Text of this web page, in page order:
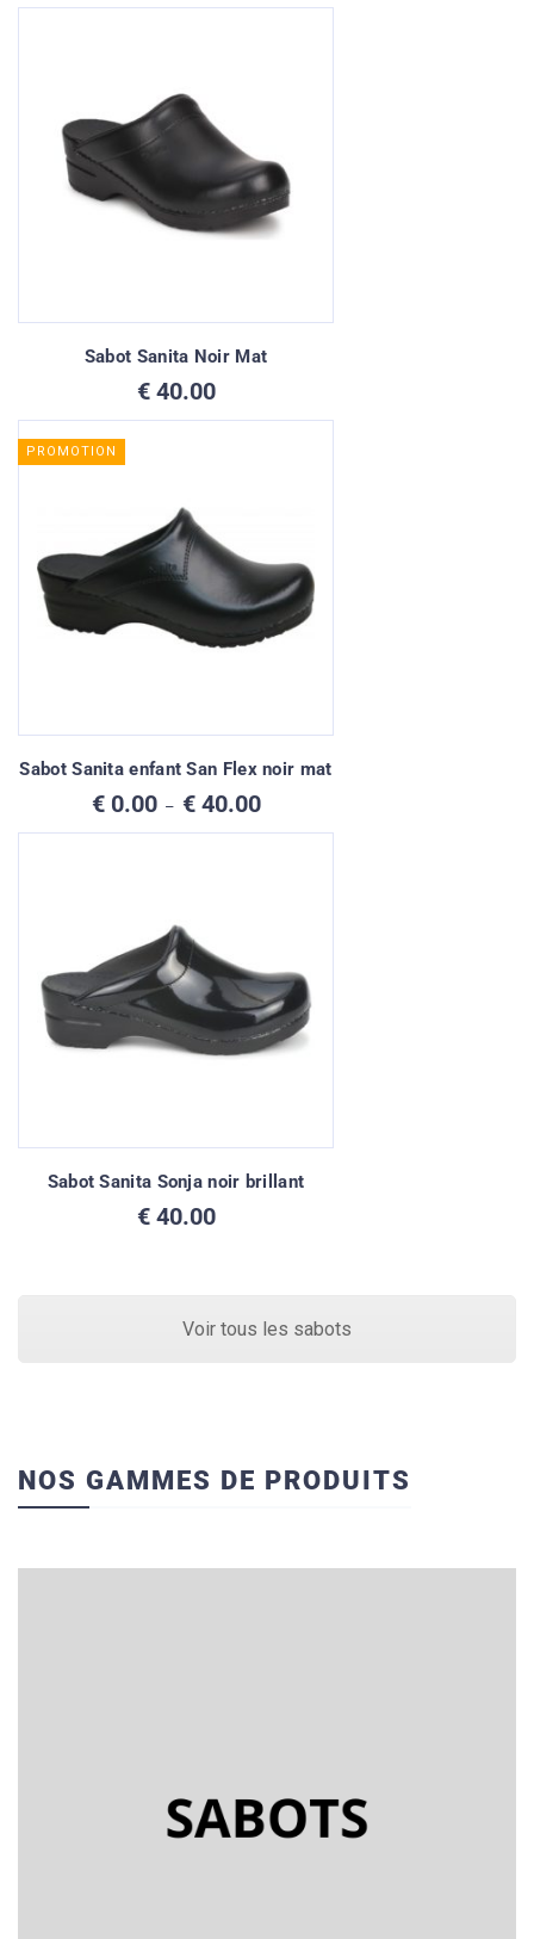
Sabot Sanita Noir Mat
€40.00
PROMOTION
Sabot Sanita enfant San Flex noir mat
€0.00 – €40.00Plage
prix :
Sabot Sanita Sonja noir brillant
€40.00
Voir tous les sabots
NOS GAMMES DE PRODUITS